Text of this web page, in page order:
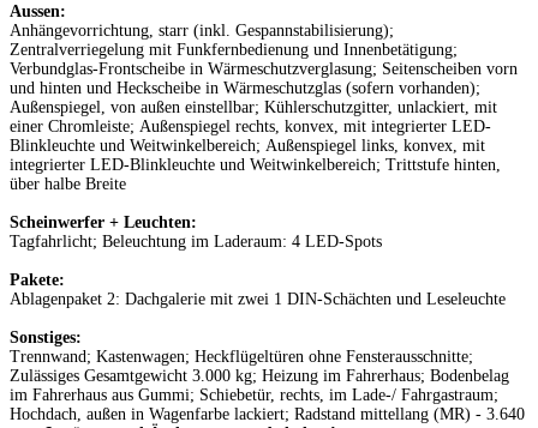
Aussen:
Anhängevorrichtung, starr (inkl. Gespannstabilisierung);
Zentralverriegelung mit Funkfernbedienung und Innenbetätigung;
Verbundglas-Frontscheibe in Wärmeschutzverglasung; Seitenscheiben vorn
und hinten und Heckscheibe in Wärmeschutzglas (sofern vorhanden);
Außenspiegel, von außen einstellbar; Kühlerschutzgitter, unlackiert, mit
einer Chromleiste; Außenspiegel rechts, konvex, mit integrierter LED-
Blinkleuchte und Weitwinkelbereich; Außenspiegel links, konvex, mit
integrierter LED-Blinkleuchte und Weitwinkelbereich; Trittstufe hinten,
über halbe Breite
Scheinwerfer + Leuchten:
Tagfahrlicht; Beleuchtung im Laderaum: 4 LED-Spots
Pakete:
Ablagenpaket 2: Dachgalerie mit zwei 1 DIN-Schächten und Leseleuchte
Sonstiges:
Trennwand; Kastenwagen; Heckflügeltüren ohne Fensterausschnitte;
Zulässiges Gesamtgewicht 3.000 kg; Heizung im Fahrerhaus; Bodenbelag
im Fahrerhaus aus Gummi; Schiebetür, rechts, im Lade-/ Fahrgastraum;
Hochdach, außen in Wagenfarbe lackiert; Radstand mittellang (MR) - 3.640